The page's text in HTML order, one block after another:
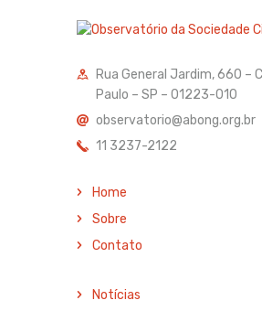
Rua General Jardim, 660 –
Paulo – SP – 01223-010
observatorio@abong.org.br
11 3237-2122
Home
Sobre
Contato
Notícias